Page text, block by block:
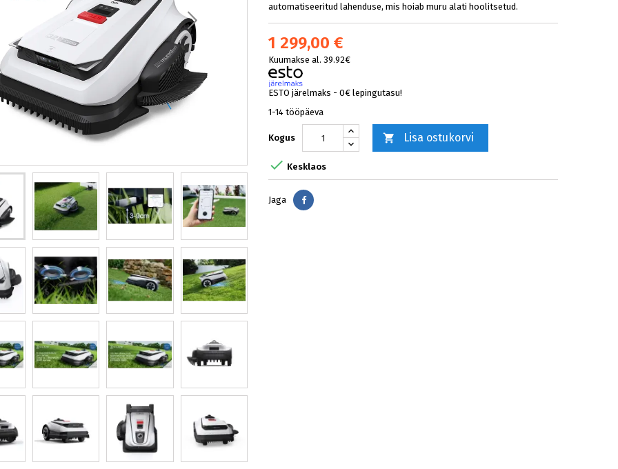
automatiseeritud lahenduse, mis hoiab muru alati hoolitsetud.
1 299,00 €
Kuumakse al. 39.92€
ESTO järelmaks - 0€ lepingutasu!
1-14 tööpäeva
Kogus  Lisa ostukorvi
 Kesklaos
Jaga Jaga